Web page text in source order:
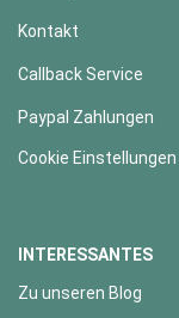
Kontakt
Callback Service
Paypal Zahlungen
Cookie Einstellungen
INTERESSANTES
Zu unseren Blog